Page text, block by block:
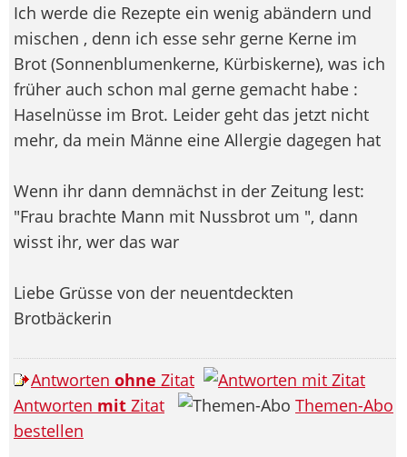
Ich werde die Rezepte ein wenig abändern und
mischen , denn ich esse sehr gerne Kerne im
Brot (Sonnenblumenkerne, Kürbiskerne), was ich
früher auch schon mal gerne gemacht habe :
Haselnüsse im Brot. Leider geht das jetzt nicht
mehr, da mein Männe eine Allergie dagegen hat
Wenn ihr dann demnächst in der Zeitung lest:
"Frau brachte Mann mit Nussbrot um ", dann
wisst ihr, wer das war
Liebe Grüsse von der neuentdeckten
Brotbäckerin
Antworten ohne Zitat
Antworten mit Zitat
Themen-Abo
bestellen